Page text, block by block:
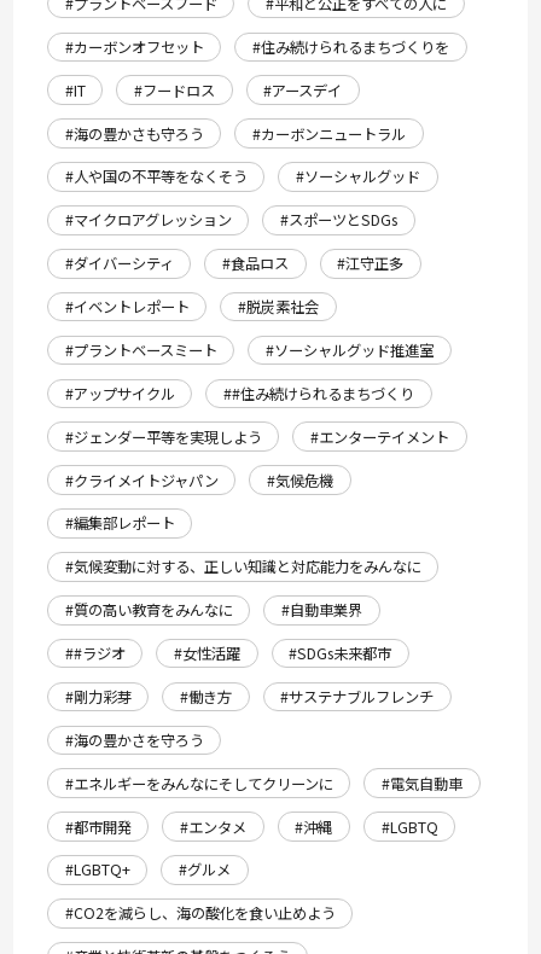
#カーボンオフセット
#住み続けられるまちづくりを
#IT
#フードロス
#アースデイ
#海の豊かさも守ろう
#カーボンニュートラル
#人や国の不平等をなくそう
#ソーシャルグッド
#マイクロアグレッション
#スポーツとSDGs
#ダイバーシティ
#食品ロス
#江守正多
#イベントレポート
#脱炭素社会
#プラントベースミート
#ソーシャルグッド推進室
#アップサイクル
##住み続けられるまちづくり
#ジェンダー平等を実現しよう
#エンターテイメント
#クライメイトジャパン
#気候危機
#編集部レポート
#気候変動に対する、正しい知識と対応能力をみんなに
#質の高い教育をみんなに
#自動車業界
##ラジオ
#女性活躍
#SDGs未来都市
#剛力彩芽
#働き方
#サステナブルフレンチ
#海の豊かさを守ろう
#エネルギーをみんなにそしてクリーンに
#電気自動車
#都市開発
#エンタメ #沖縄
#LGBTQ
#LGBTQ+
#グルメ
#CO2を減らし、海の酸化を食い止めよう